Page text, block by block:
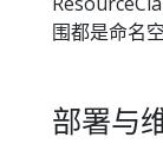
围都是命名空
部署与